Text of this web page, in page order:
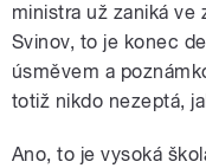
ministra už zaniká ve
Svinov, to je konec
úsměvem a
totiž nikdo nezeptá,
Ano, to je vysoká